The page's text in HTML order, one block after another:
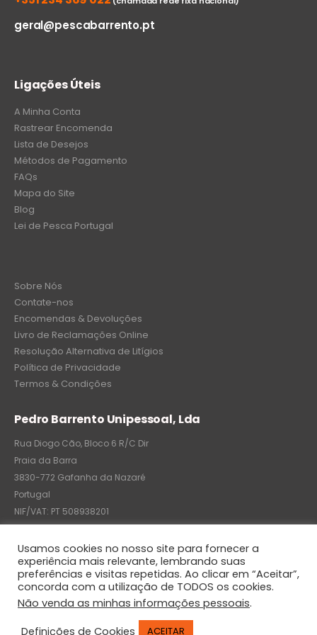
geral@pescabarrento.pt
Ligações Úteis
A Minha Conta
Rastrear Encomenda
Lista de Desejos
Métodos de Pagamento
FAQs
Mapa do Site
Blog
Lei de Pesca Portugal
Sobre Nós
Contate-nos
Encomendas & Devoluções
Livro de Reclamações Online
Resolução Alternativa de Litígios
Política de Privacidade
Termos & Condições
Pedro Barrento Unipessoal, Lda
Rua Diogo Cão, Bloco 6 R/C Dir
Praia da Barra
3830-772 Gafanha da Nazaré
Portugal
NIF/VAT: PT 508938201
C.R.C.: 7004-8522-6075
© Pedro Barrento Unipessoal, Lda. 2020. All Rights Reserved
Usamos cookies no nosso site para fornecer a
experiência mais relevante, lembrando suas
preferências e visitas repetidas. Ao clicar em “Aceitar”,
concorda com a utilização de TODOS os cookies.
Não venda as minhas informações pessoais.
Definições de Cookies
ACEITAR